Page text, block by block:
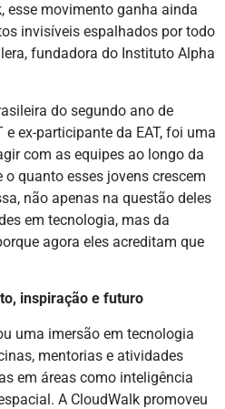
esse movimento ganha ainda
invisíveis espalhados por todo
fundadora do Instituto Alpha
do segundo ano de
ex-participante da EAT, foi uma
com as equipes ao longo da
quanto esses jovens crescem
não apenas na questão deles
em tecnologia, mas da
agora eles acreditam que
inspiração e futuro
uma imersão em tecnologia
mentorias e atividades
em áreas como inteligência
A CloudWalk promoveu